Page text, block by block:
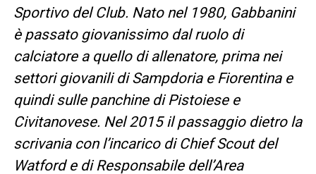
Sportivo del Club. Nato nel 1980, Gabbanini
è passato giovanissimo dal ruolo di
calciatore a quello di allenatore, prima nei
settori giovanili di Sampdoria e Fiorentina e
quindi sulle panchine di Pistoiese e
Civitanovese. Nel 2015 il passaggio dietro la
scrivania con l’incarico di Chief Scout del
Watford e di Responsabile dell’Area